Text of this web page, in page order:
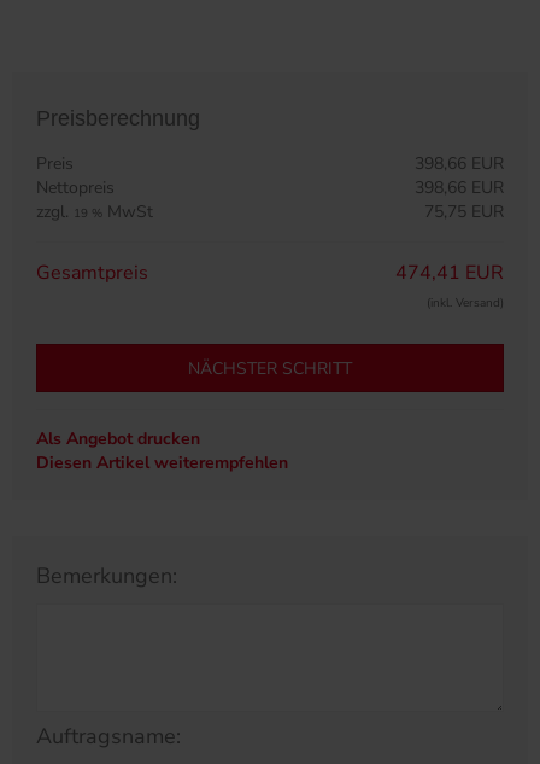
Preisberechnung
Preis
398,66 EUR
Nettopreis
398,66 EUR
zzgl. 19 % MwSt 75,75 EUR
Gesamtpreis 474,41 EUR
(inkl. Versand)
NÄCHSTER SCHRITT
Als Angebot drucken
Diesen Artikel weiterempfehlen
Bemerkungen:
Auftragsname: